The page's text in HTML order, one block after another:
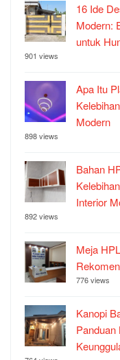
16 Ide
Modern:
untuk
901 views
Apa Itu
Modern
898 views
Bahan
Interior
892 views
Meja
776 views
Kanopi
Panduan